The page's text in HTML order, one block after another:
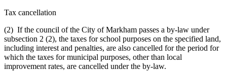
Tax cancellation
(2) If the council of the City of Markham passes a by-law under
subsection 2 (2), the taxes for school purposes on the specified land,
including interest and penalties, are also cancelled for the period for
which the taxes for municipal purposes, other than local
improvement rates, are cancelled under the by-law.